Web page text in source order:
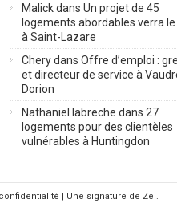
Malickdans Un projet de 45
logements abordables verra
à Saint-Lazare
Cherydans Offre d’emploi :
et directeur de service à
Dorion
Nathaniel labreche dans 27
logements pour des clientèles
vulnérables à Huntingdon
| Une signature de Zel.